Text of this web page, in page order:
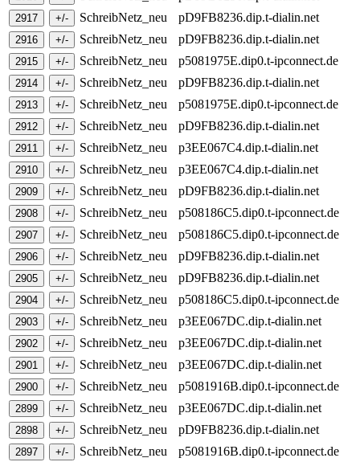
SchreibNetz_neu
pD9FB8236.dip.t-dialin.net
SchreibNetz_neu
pD9FB8236.dip.t-dialin.net
SchreibNetz_neu
p5081975E.dip0.t-ipconnect.de
SchreibNetz_neu
pD9FB8236.dip.t-dialin.net
SchreibNetz_neu
p5081975E.dip0.t-ipconnect.de
SchreibNetz_neu
pD9FB8236.dip.t-dialin.net
SchreibNetz_neu
p3EE067C4.dip.t-dialin.net
SchreibNetz_neu
p3EE067C4.dip.t-dialin.net
SchreibNetz_neu
pD9FB8236.dip.t-dialin.net
SchreibNetz_neu
p508186C5.dip0.t-ipconnect.de
SchreibNetz_neu
p508186C5.dip0.t-ipconnect.de
SchreibNetz_neu
pD9FB8236.dip.t-dialin.net
SchreibNetz_neu
pD9FB8236.dip.t-dialin.net
SchreibNetz_neu
p508186C5.dip0.t-ipconnect.de
SchreibNetz_neu
p3EE067DC.dip.t-dialin.net
SchreibNetz_neu
p3EE067DC.dip.t-dialin.net
SchreibNetz_neu
p3EE067DC.dip.t-dialin.net
SchreibNetz_neu
p5081916B.dip0.t-ipconnect.de
SchreibNetz_neu
p3EE067DC.dip.t-dialin.net
SchreibNetz_neu
pD9FB8236.dip.t-dialin.net
SchreibNetz_neu
p5081916B.dip0.t-ipconnect.de